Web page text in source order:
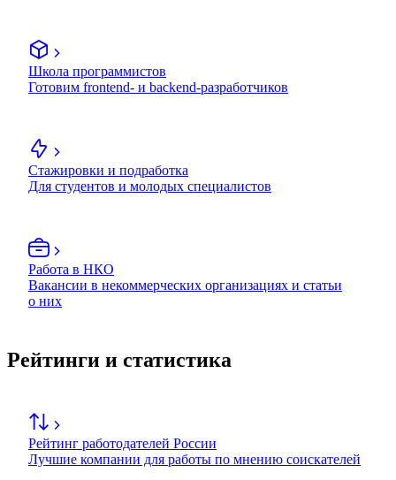
Школа программистов
Готовим frontend- и backend-разработчиков
Стажировки и подработка
Для студентов и молодых специалистов
Работа в НКО
Вакансии в некоммерческих организациях и статьи
о них
Рейтинги и статистика
Рейтинг работодателей России
Лучшие компании для работы по мнению соискателей